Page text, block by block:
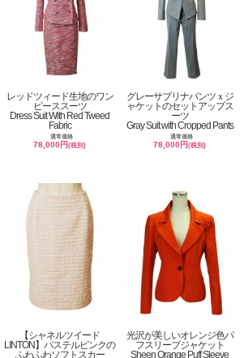
レッドツィード生地のワン
ピーススーツ
Dress Suit With Red Tweed
Fabric
通常価格
78,000円(税別)
グレーサブリナパンツｘジ
ャケットのセットアップス
ーツ
Gray Suit with Cropped Pants
通常価格
78,000円(税別)
【シャネルツイード
LINTON】パステルピンクの
ふわふわソフトスカー
光沢が美しいオレンジ色パ
フスリーブジャケット
Sheen Orange Puff Sleeve